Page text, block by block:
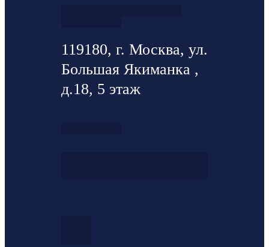
119180, г. Москва, ул.
Большая Якиманка ,
д.18, 5 этаж